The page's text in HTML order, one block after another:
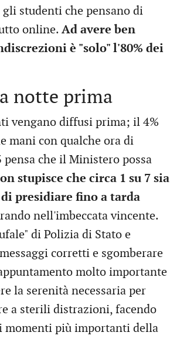
studenti che pensano di
online. Ad avere ben
è "solo" l'80% dei
notte prima
vengano diffusi prima; il 4%
mani con qualche ora di
che il Ministero possa
stupisce che circa 1 su 7 sia
presidiare fino a tarda
nell'imbeccata vincente.
di Polizia di Stato e
corretti e sgomberare
molto importante
la serenità necessaria per
a sterili distrazioni, facendo
momenti più importanti della